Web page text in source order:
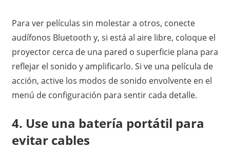
Para ver películas sin molestar a otros, conecte
audífonos Bluetooth y, si está al aire libre, coloque el
proyector cerca de una pared o superficie plana para
reflejar el sonido y amplificarlo. Si ve una película de
acción, active los modos de sonido envolvente en el
menú de configuración para sentir cada detalle.
4. Use una batería portátil para
evitar cables